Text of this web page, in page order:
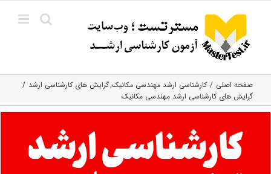
content
صفحه اصلی کارشناسی ارشد مهندسی مکانیک گرایش های کارشناسی ارشد
گرایش های کارشناسی ارشد مهندسی مکانیک